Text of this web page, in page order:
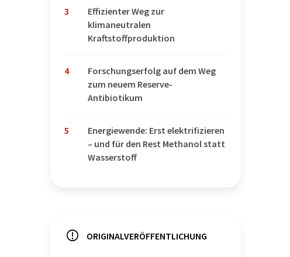
3
Effizienter Weg zur
klimaneutralen
Kraftstoffproduktion
4
Forschungserfolg auf dem Weg
zum neuem Reserve-
Antibiotikum
5
Energiewende: Erst elektrifizieren
– und für den Rest Methanol statt
Wasserstoff
ORIGINALVERÖFFENTLICHUNG